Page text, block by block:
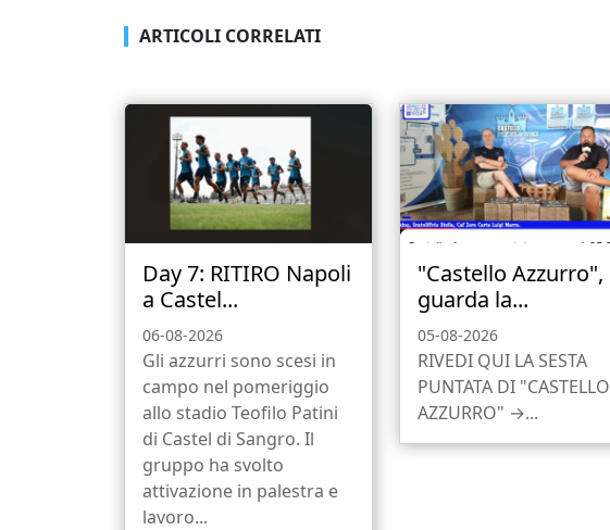
ARTICOLI CORRELATI
Day 7: RITIRO Napoli
a Castel...
06-08-2026
Gli azzurri sono scesi in
campo nel pomeriggio
allo stadio Teofilo Patini
di Castel di Sangro. Il
gruppo ha svolto
attivazione in palestra e
lavoro...
"Castello Azzurro",
guarda la...
05-08-2026
RIVEDI QUI LA SESTA
PUNTATA DI "CASTELLO
AZZURRO" →...